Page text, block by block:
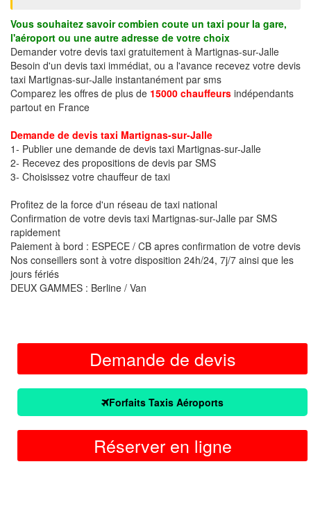
Vous souhaitez savoir combien coute un taxi pour la gare,
l'aéroport ou une autre adresse de votre choix
Demander votre devis taxi gratuitement à Martignas-sur-Jalle
Besoin d'un devis taxi immédiat, ou a l'avance recevez votre devis
taxi Martignas-sur-Jalle instantanément par sms
Comparez les offres de plus de 15000 chauffeurs indépendants
partout en France
Demande de devis taxi Martignas-sur-Jalle
1- Publier une demande de devis taxi Martignas-sur-Jalle
2- Recevez des propositions de devis par SMS
3- Choisissez votre chauffeur de taxi
Profitez de la force d'un réseau de taxi national
Confirmation de votre devis taxi Martignas-sur-Jalle par SMS
rapidement
Paiement à bord : ESPECE / CB apres confirmation de votre devis
Nos conseillers sont à votre disposition 24h/24, 7j/7 ainsi que les
jours fériés
DEUX GAMMES : Berline / Van
Demande de devis
Forfaits Taxis Aéroports
Réserver en ligne